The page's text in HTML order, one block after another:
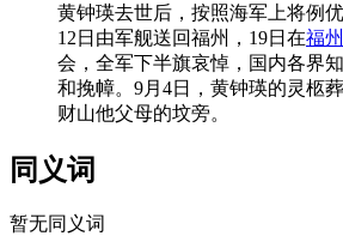
黄钟瑛去世后，按照海军上将例
12日由军舰送回福州，19日在福
会，全军下半旗哀悼，国内各界
和挽幛。9月4日，黄钟瑛的灵柩
财山他父母的坟旁。
同义词
暂无同义词